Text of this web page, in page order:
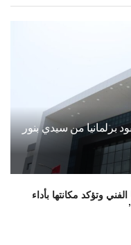
برلمانيا من سيدي بنور
وتؤكد مكانتها بأداء